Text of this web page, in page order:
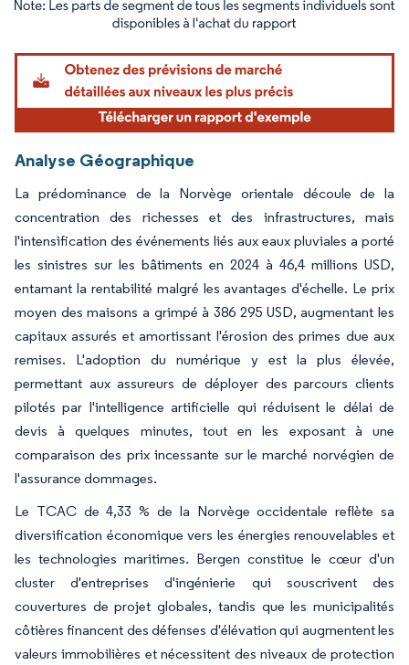
Image © Mordor Intelligence. La réutilisation nécessite une attribution sous CC BY
Analyse Géographique
La prédominance de la Norvège orientale découle de la
concentration des richesses et des infrastructures, mais
l'intensification des événements liés aux eaux pluviales a porté
les sinistres sur les bâtiments en 2024 à 46,4 millions USD,
entamant la rentabilité malgré les avantages d'échelle. Le prix
moyen des maisons a grimpé à 386 295 USD, augmentant les
capitaux assurés et amortissant l'érosion des primes due aux
remises. L'adoption du numérique y est la plus élevée,
permettant aux assureurs de déployer des parcours clients
pilotés par l'intelligence artificielle qui réduisent le délai de
devis à quelques minutes, tout en les exposant à une
comparaison des prix incessante sur le marché norvégien de
l'assurance dommages.
Le TCAC de 4,33 % de la Norvège occidentale reflète sa
diversification économique vers les énergies renouvelables et
les technologies maritimes. Bergen constitue le cœur d'un
cluster d'entreprises d'ingénierie qui souscrivent des
couvertures de projet globales, tandis que les municipalités
côtières financent des défenses d'élévation qui augmentent les
valeurs immobilières et nécessitent des niveaux de protection